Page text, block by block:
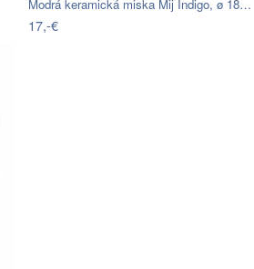
Modrá keramická miska Mij Indigo, ø 18…
17,-€